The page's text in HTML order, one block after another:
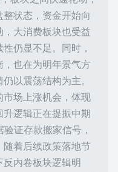
状态，资金开始向
大消费板块也受益
仍显不足。同时，
也在为明年景气方
以震荡结构为主。
场上涨机会，体现
逻辑正在提振中期
证存款搬家信号，
着后续政策落地节
内卷板块逻辑明